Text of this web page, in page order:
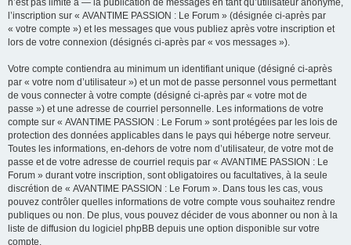
n’est pas limité à — la publication de messages en tant qu’utilisateur anonyme,
l’inscription sur « AVANTIME PASSION : Le Forum » (désignée ci-après par
« votre compte ») et les messages que vous publiez après votre inscription et
lors de votre connexion (désignés ci-après par « vos messages »).
Votre compte contiendra au minimum un identifiant unique (désigné ci-après
par « votre nom d’utilisateur ») et un mot de passe personnel vous permettant
de vous connecter à votre compte (désigné ci-après par « votre mot de
passe ») et une adresse de courriel personnelle. Les informations de votre
compte sur « AVANTIME PASSION : Le Forum » sont protégées par les lois de
protection des données applicables dans le pays qui héberge notre serveur.
Toutes les informations, en-dehors de votre nom d’utilisateur, de votre mot de
passe et de votre adresse de courriel requis par « AVANTIME PASSION : Le
Forum » durant votre inscription, sont obligatoires ou facultatives, à la seule
discrétion de « AVANTIME PASSION : Le Forum ». Dans tous les cas, vous
pouvez contrôler quelles informations de votre compte vous souhaitez rendre
publiques ou non. De plus, vous pouvez décider de vous abonner ou non à la
liste de diffusion du logiciel phpBB depuis une option disponible sur votre
compte.